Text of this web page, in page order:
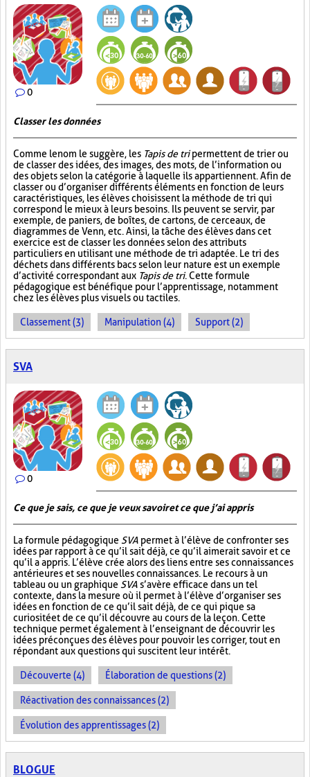
0
Classer les données
Comme le nom le suggère, les Tapis de tripermettent de trier ou
de classer des idées, des images, des mots, de l’information ou
des objets selon la catégorie à laquelle ils appartiennent. Afin de
classer ou d’organiser différents éléments en fonction de leurs
caractéristiques, les élèves choisissent la méthode de tri qui
correspond le mieux à leurs besoins. Ils peuvent se servir, par
exemple, de paniers, de boîtes, de cartons, de cerceaux, de
diagrammes de Venn, etc. Ainsi, la tâche des élèves dans cet
exercice est de classer les données selon des attributs
particuliers en utilisant une méthode de tri adaptée. Le tri des
déchets dans différents bacs selon leur nature est un exemple
d’activité correspondant aux Tapis de tri. Cette formule
pédagogique est bénéfique pour l’apprentissage, notamment
chez les élèves plus visuels ou tactiles.
Classement (3) Manipulation (4) Support (2)
SVA
0
Ce que je sais, ce que je veux savoir et ce que j’ai appris
La formule pédagogique SVA permet à l’élève de confronter ses
idées par rapport à ce qu’il sait déjà, ce qu’il aimerait savoir et ce
qu’il a appris. L’élève crée alors des liens entre ses connaissances
antérieures et ses nouvelles connaissances. Le recours à un
tableau ou un graphique SVA s’avère efficace dans un tel
contexte, dans la mesure où il permet à l’élève d’organiser ses
idées en fonction de ce qu’il sait déjà, de ce qui pique sa
curiosité et de ce qu’il découvre au cours de la leçon. Cette
technique permet également à l’enseignant de découvrir les
idées préconçues des élèves pour pouvoir les corriger, tout en
répondant aux questions qui suscitent leur intérêt.
Découverte (4) Élaboration de questions (2)
Réactivation des connaissances (2)
Évolution des apprentissages (2)
BLOGUE